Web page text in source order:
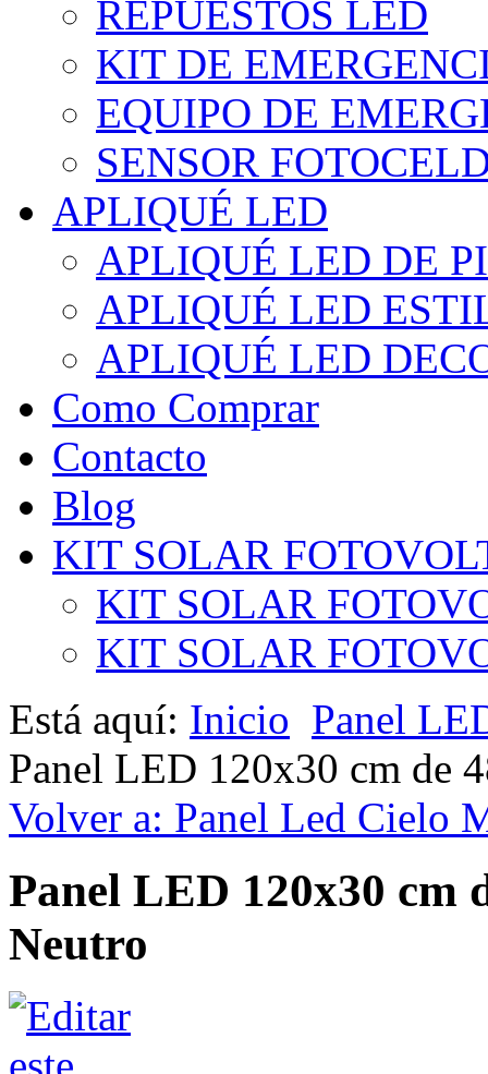
REPUESTOS LED
KIT DE
EQUIPO DE
SENSOR
APLIQUÉ LED
APLIQUÉ LED DE
APLIQUÉ LED
APLIQUÉ LED
Como Comprar
Contacto
Blog
KIT SOLAR
KIT SOLAR
KIT SOLAR
Está aquí: Inicio Panel
Panel LED 120x30 cm de
Volver a: Panel Led Cielo
Panel LED 120x30 cm
Neutro